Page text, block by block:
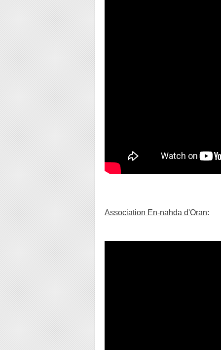
Association En-nahda d'Oran: